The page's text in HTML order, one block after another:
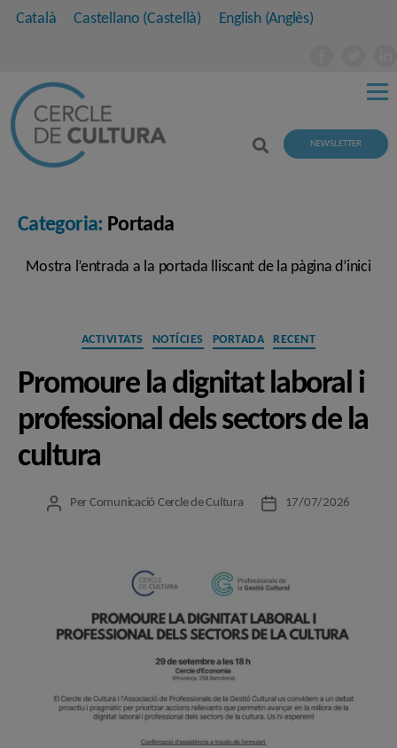
Català Castellano (Castellà) English(Anglès)
NEWSLETTER
Categoria: Portada
Mostra l’entrada a la portada lliscant de la pàgina d’inici
Categories
ACTIVITATS NOTÍCIES PORTADA RECENT
Promoure la dignitat laboral i
professional dels sectors de la
cultura
Autor
Per Comunicació Cercle de Cultura
Data17/07/2026